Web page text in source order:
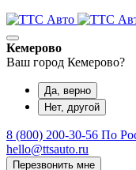
Кемерово
Ваш город Кемерово?
Да, верно
Нет, другой
8 (800) 200-30-56 По
hello@ttsauto.ru
Перезвонить мне